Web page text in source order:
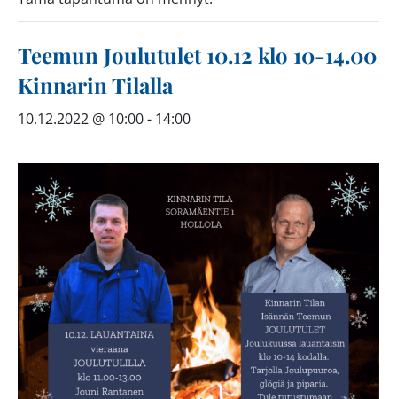
Teemun Joulutulet 10.12 klo 10-14.00
Kinnarin Tilalla
10.12.2022 @ 10:00- 14:00